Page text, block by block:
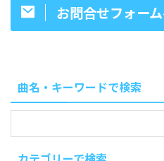
お問合せフォー
曲名・キーワードで検索